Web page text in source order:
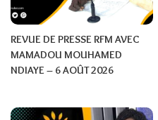
REVUE DE PRESSE RFM AVEC
MAMADOU MOUHAMED
NDIAYE – 6 AOÛT 2026